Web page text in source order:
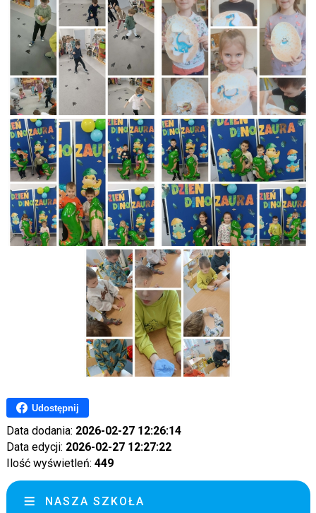
Udostępnij
Data dodania: 2026-02-27 12:26:14
Data edycji: 2026-02-27 12:27:22
Ilość wyświetleń: 449
NASZA SZKOŁA